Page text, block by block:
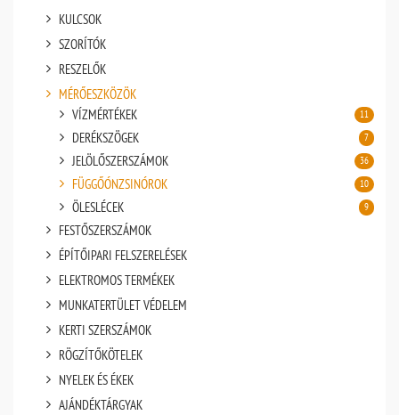
KULCSOK
SZORÍTÓK
RESZELŐK
MÉRŐESZKÖZÖK
VÍZMÉRTÉKEK
11
DERÉKSZÖGEK 7
JELÖLŐSZERSZÁMOK 36
FÜGGŐÓNZSINÓROK 10
ÖLESLÉCEK 9
FESTŐSZERSZÁMOK
ÉPÍTŐIPARI FELSZERELÉSEK
ELEKTROMOS TERMÉKEK
MUNKATERTÜLET VÉDELEM
KERTI SZERSZÁMOK
RÖGZÍTŐKÖTELEK
NYELEK ÉS ÉKEK
AJÁNDÉKTÁRGYAK